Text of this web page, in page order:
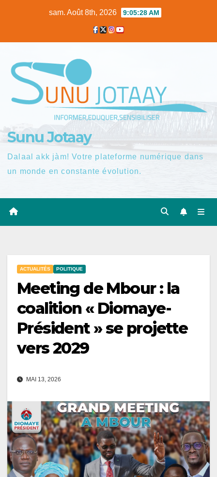
sam. Août 8th, 2026 9:05:29 AM
Sunu Jotaay
Dalaal akk jàm! Votre plateforme numérique dans
un monde en constante évolution.
ACTUALITÉS POLITIQUE
Meeting de Mbour : la
coalition « Diomaye-
Président » se projette
vers 2029
MAI 13, 2026